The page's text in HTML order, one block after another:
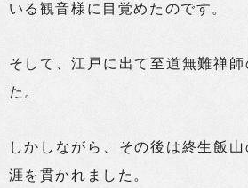
いる観音様に目覚めたのです。
そして、江戸に出て至道無難禅
た。
しかしながら、その後は終生飯
涯を貫かれました。